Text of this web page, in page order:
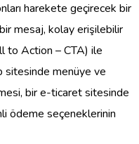
harekete geçirecek bir
mesaj, kolay erişilebilir
to Action – CTA) ile
sitesinde menüye ve
bir e-ticaret sitesinde
ödeme seçeneklerinin